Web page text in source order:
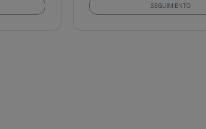
SEGUIMIENTO